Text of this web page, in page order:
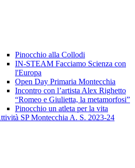
Pinocchio alla Collodi
IN-STEAM Facciamo Scienza con
l'Europa
Open Day Primaria Montecchia
Incontro con l’artista Alex Righetto
“Romeo e Giulietta, la metamorfosi”
Pinocchio un atleta per la vita
SP Montecchia A. S. 2023-24